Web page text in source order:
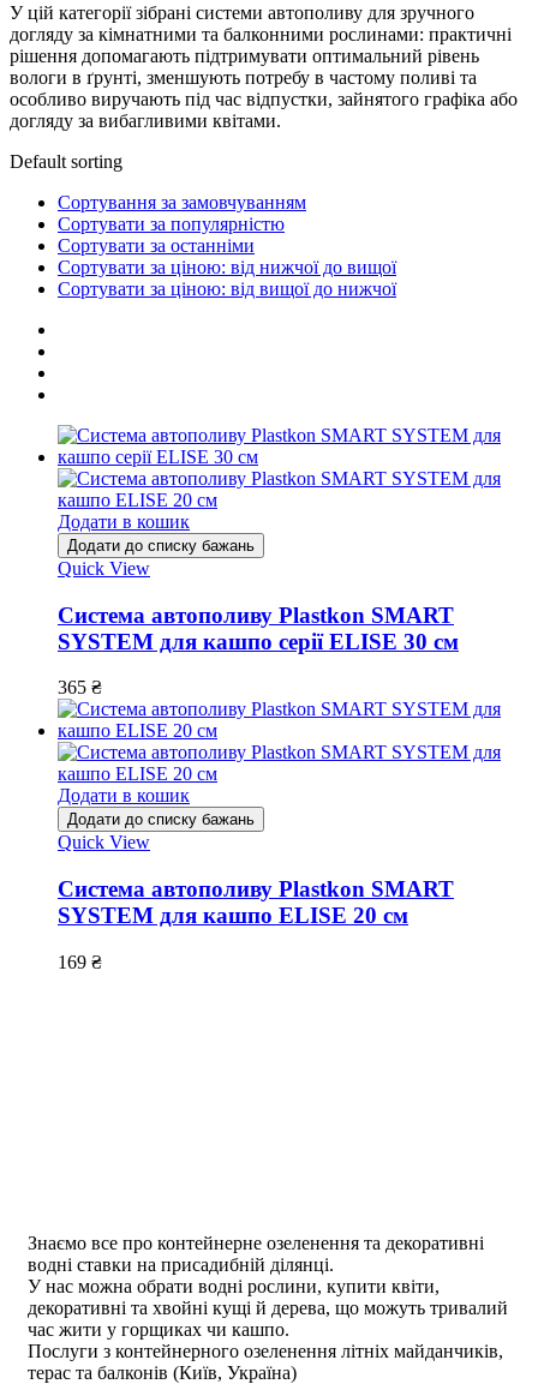
У цій категорії зібрані системи автополиву для зручного
догляду за кімнатними та балконними рослинами: практичні
рішення допомагають підтримувати оптимальний рівень
вологи в ґрунті, зменшують потребу в частому поливі та
особливо виручають під час відпустки, зайнятого графіка або
догляду за вибагливими квітами.
Default sorting
Сортування за замовчуванням
Сортувати за популярністю
Сортувати за останніми
Сортувати за ціною: від нижчої до вищої
Сортувати за ціною: від вищої до нижчої
Додати в кошик
Додати до списку бажань
Quick View
Система автополиву Plastkon SMART
SYSTEM для кашпо серії ELISE 30 см
365 ₴
Додати в кошик
Додати до списку бажань
Quick View
Система автополиву Plastkon SMART
SYSTEM для кашпо ELISE 20 см
169 ₴
Знаємо все про контейнерне озеленення та декоративні
водні ставки на присадибній ділянці.
У нас можна обрати водні рослини, купити квіти,
декоративні та хвойні кущі й дерева, що можуть тривалий
час жити у горщиках чи кашпо.
Послуги з контейнерного озеленення літніх майданчиків,
терас та балконів (Київ, Україна)